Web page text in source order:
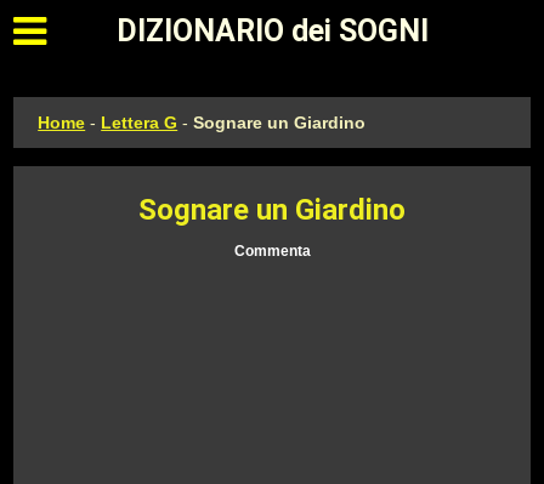
Apri il menu principale
DIZIONARIO dei SOGNI
Home - Lettera G -Sognare un Giardino
Sognare un Giardino
Commenta